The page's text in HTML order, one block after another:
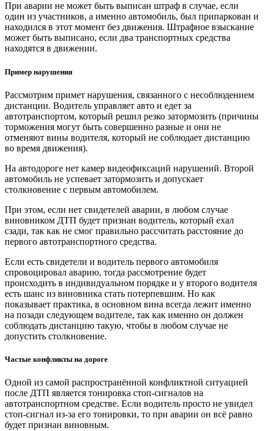
При аварии не может быть выписан штраф в случае, если
один из участников, а именно автомобиль, был припаркован и
находился в этот момент без движения. Штрафное взыскание
может быть выписано, если два транспортных средства
находятся в движении.
Пример нарушения
Рассмотрим примет нарушения, связанного с несоблюдением
дистанции. Водитель управляет авто и едет за
автотранспортом, который решил резко затормозить (причины
торможения могут быть совершенно разные и они не
отменяют вины водителя, который не соблюдает дистанцию
во время движения).
На автодороге нет камер видеофиксаций нарушений. Второй
автомобиль не успевает затормозить и допускает
столкновение с первым автомобилем.
При этом, если нет свидетелей аварии, в любом случае
виновником ДТП будет признан водитель, который ехал
сзади, так как не смог правильно рассчитать расстояние до
первого автотранспортного средства.
Если есть свидетели и водитель первого автомобиля
спровоцировал аварию, тогда рассмотрение будет
происходить в индивидуальном порядке и у второго водителя
есть шанс из виновника стать потерпевшим. Но как
показывает практика, в основном вина всегда лежит именно
на позади следующем водителе, так как именно он должен
соблюдать дистанцию такую, чтобы в любом случае не
допустить столкновение.
Частые конфликты на дороге
Одной из самой распространённой конфликтной ситуацией
после ДТП является тонировка стоп-сигналов на
автотранспортном средстве. Если водитель просто не увидел
стоп-сигнал из-за его тонировки, то при аварии он всё равно
будет признан виновным.